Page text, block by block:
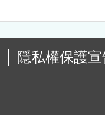
隱私權保護